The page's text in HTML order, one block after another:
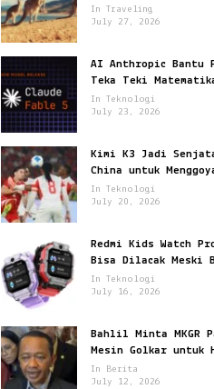
Satwa Ikonik
In Traveling
July 27, 2026
AI Anthropic Bantu
Teka Teki
87 Tahun
In Teknologi
July 23, 2026
Kimi K3 Jadi
China untuk
Keunggulan AI
In Teknologi
July 20, 2026
Redmi Kids Watch
Bisa Dilacak Meski
Sudah Habis
In Teknologi
July 16, 2026
Bahlil Minta MKGR
Mesin Golkar untuk
Pemilu 2029
In Berita
July 12, 2026